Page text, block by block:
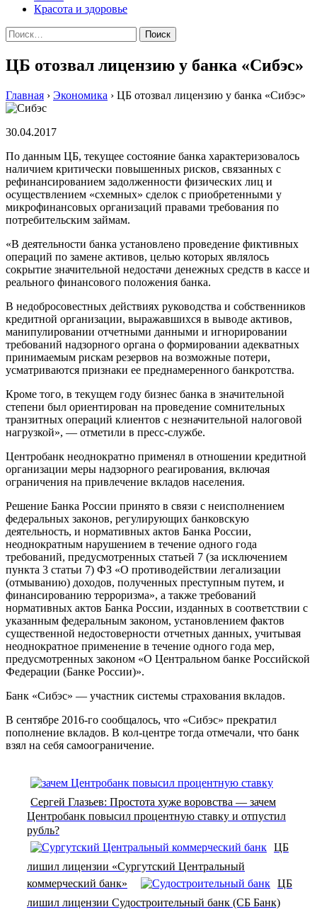
Красота и здоровье
Найти:
ЦБ отозвал лицензию у банка «Сибэс»
Главная › Экономика › ЦБ отозвал лицензию у банка «Сибэс»
30.04.2017
По данным ЦБ, текущее состояние банка характеризовалось
наличием критически повышенных рисков, связанных с
рефинансированием задолженности физических лиц и
осуществлением «схемных» сделок с приобретенными у
микрофинансовых организаций правами требования по
потребительским займам.
«В деятельности банка установлено проведение фиктивных
операций по замене активов, целью которых являлось
сокрытие значительной недостачи денежных средств в кассе и
реального финансового положения банка.
В недобросовестных действиях руководства и собственников
кредитной организации, выражавшихся в выводе активов,
манипулировании отчетными данными и игнорировании
требований надзорного органа о формировании адекватных
принимаемым рискам резервов на возможные потери,
усматриваются признаки ее преднамеренного банкротства.
Кроме того, в текущем году бизнес банка в значительной
степени был ориентирован на проведение сомнительных
транзитных операций клиентов с незначительной налоговой
нагрузкой», — отметили в пресс-службе.
Центробанк неоднократно применял в отношении кредитной
организации меры надзорного реагирования, включая
ограничения на привлечение вкладов населения.
Решение Банка России принято в связи с неисполнением
федеральных законов, регулирующих банковскую
деятельность, и нормативных актов Банка России,
неоднократным нарушением в течение одного года
требований, предусмотренных статьей 7 (за исключением
пункта 3 статьи 7) ФЗ «O противодействии легализации
(отмыванию) доходов, полученных преступным путем, и
финансированию терроризма», а также требований
нормативных актов Банка России, изданных в соответствии с
указанным федеральным законом, установлением фактов
существенной недостоверности отчетных данных, учитывая
неоднократное применение в течение одного года мер,
предусмотренных законом «O Центральном банке Российской
Федерации (Банке России)».
Банк «Сибэс» — участник системы страхования вкладов.
В сентябре 2016-го сообщалось, что «Сибэс» прекратил
пополнение вкладов. В кол-центре тогда отмечали, что банк
взял на себя самоограничение.
Сергей Глазьев: Простота хуже воровства — зачем
Центробанк повысил процентную ставку и отпустил
рубль?
ЦБ
лишил лицензии «Сургутский Центральный
коммерческий банк»
ЦБ
лишил лицензии Судостроительный банк (СБ Банк)